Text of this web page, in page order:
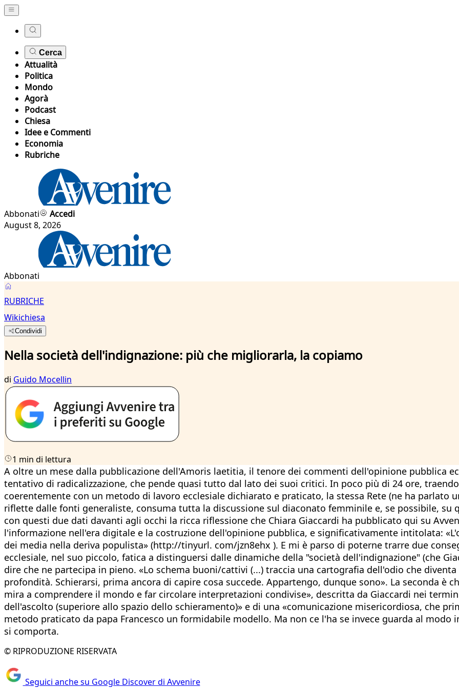
Cerca
Attualità
Politica
Mondo
Agorà
Podcast
Chiesa
Idee e Commenti
Economia
Rubriche
Abbonati
Accedi
August 8, 2026
Abbonati
RUBRICHE
Wikichiesa
Condividi
Nella società dell'indignazione: più che migliorarla, la copiamo
di Guido Mocellin
1 min di lettura
A oltre un mese dalla pubblicazione dell'Amoris laetitia, il tenore dei commenti dell'opinione pubblica
tentativo di radicalizzazione, che pende quasi tutto dal lato dei suoi critici. In poco più di 24 ore,
coerentemente con un metodo di lavoro ecclesiale dichiarato e praticato, la stessa Rete (ne ha parlato
riflette dalle fonti generaliste, consuma tutta la discussione sul diaconato femminile e, se possibile, su
con questi due dati davanti agli occhi la ricca riflessione che Chiara Giaccardi ha pubblicato qui su
l'informazione nell'era digitale e la costruzione dell'opinione pubblica, e significativamente intitolata:
dei media nella deriva populista» (http://tinyurl. com/jzn8ehx ). E mi è parso di poterne trarre due
ecclesiale, nel suo piccolo, fatica a distinguersi dalle dinamiche della "società dell'indignazione" (che
dire che ne partecipa in pieno. «Lo schema buoni/cattivi (...) traccia una cartografia dell'odio che
profondità. Schierarsi, prima ancora di capire cosa succede. Appartengo, dunque sono». La seconda è
mira a comprendere il mondo e far circolare interpretazioni condivise», descritta da Giaccardi nei
dell'ascolto (superiore allo spazio dello schieramento)» e di una «comunicazione misericordiosa, che
metodo praticato da papa Francesco un formidabile modello. Ma non ce l'ha se invece guarda al
si comporta.
© RIPRODUZIONE RISERVATA
Seguici anche su Google Discover di Avvenire